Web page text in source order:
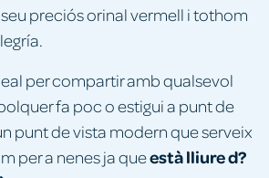
preciós orinal vermell i tothom
per compartir amb qualsevol
fa poc o estigui a punt de
punt de vista modern que serveix
per a nenes ja queestà lliure d?